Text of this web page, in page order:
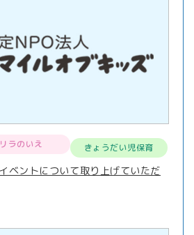
リラのいえ きょうだい児保育
ベントについて取り上げていただ